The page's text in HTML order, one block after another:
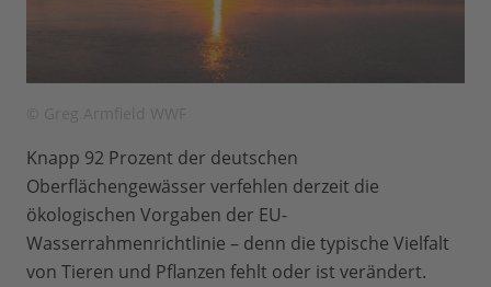
Knapp 92 Prozent der deutschen
Oberflächengewässer verfehlen derzeit die
ökologischen Vorgaben der EU-
Wasserrahmenrichtlinie – denn die typische Vielfalt
von Tieren und Pflanzen fehlt oder ist verändert.